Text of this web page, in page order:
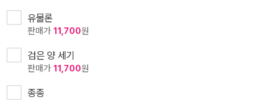
유물론
판매가 11,700원
검은 양 세기
판매가 11,700원
종종